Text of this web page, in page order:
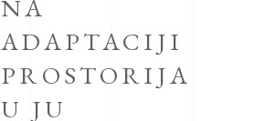
NA
ADAPTACIJI
PROSTORIJA
U JU